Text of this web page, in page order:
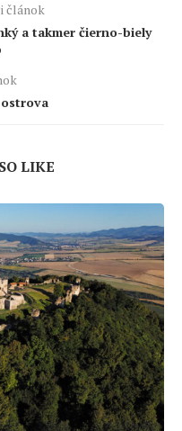
článok
a takmer čierno-biely
LIKE